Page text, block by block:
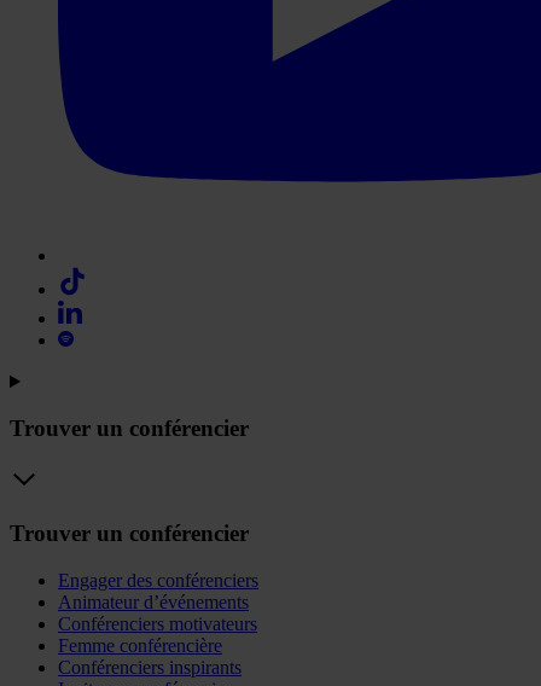
Trouver un conférencier
Trouver un conférencier
Engager des conférenciers
Animateur d’événements
Conférenciers motivateurs
Femme conférencière
Conférenciers inspirants